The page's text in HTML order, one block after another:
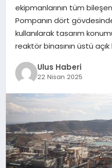
YAŞAM
ekipmanlarının tüm
Pompanın dört
kullanılarak tasarım
reaktör binasının üstü açık
Ulus Haberi
22 Nisan 2025